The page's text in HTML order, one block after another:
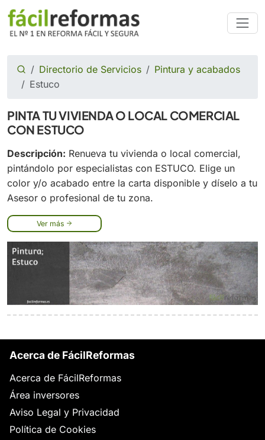
Directorio de Servicios
Pintura y acabados
Estuco
PINTA TU VIVIENDA O LOCAL COMERCIAL
CON ESTUCO
Descripción: Renueva tu vivienda o local comercial,
pintándolo por especialistas con ESTUCO. Elige un
color y/o acabado entre la carta disponible y díselo a tu
Asesor o profesional de tu zona.
Ver más
Acerca de FácilReformas
Acerca de FácilReformas
Área inversores
Aviso Legal y Privacidad
Política de Cookies